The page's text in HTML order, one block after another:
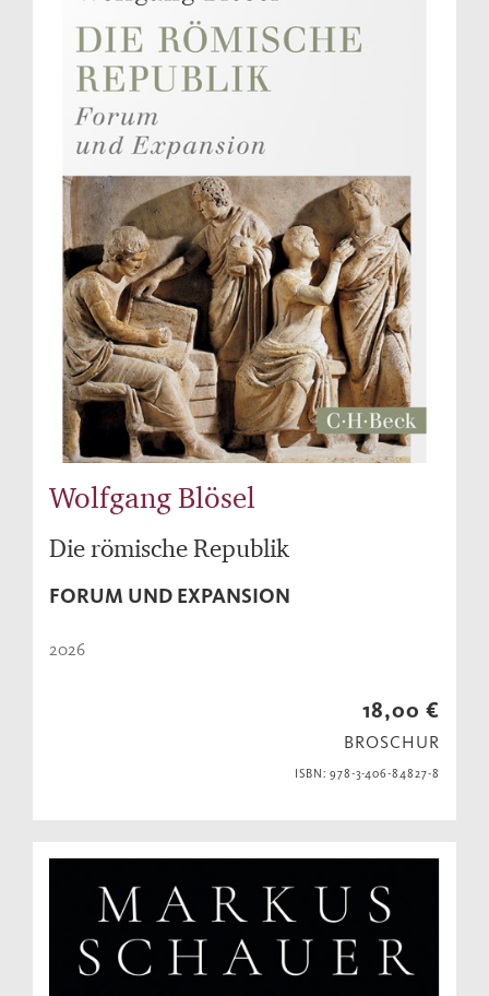
Wolfgang Blösel
Die römische Republik
FORUM UND EXPANSION
2026
18,00 €
BROSCHUR
ISBN: 978-3-406-84827-8